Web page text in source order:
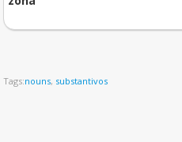
Tags:nouns, substantivos